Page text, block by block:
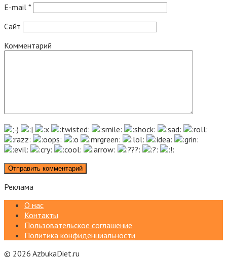
E-mail *
Сайт
Комментарий
Реклама
О нас
Контакты
Пользовательское соглашение
Политика конфиденциальности
© 2026 AzbukaDiet.ru